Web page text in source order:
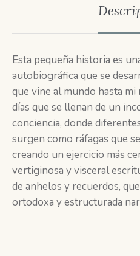
Esta pequeña historia es
autobiográfica que se
que vine al mundo hasta
días que se llenan de un
conciencia, donde
surgen como ráfagas que
creando un ejercicio más
vertiginosa y visceral
de anhelos y recuerdos,
ortodoxa y estructurada